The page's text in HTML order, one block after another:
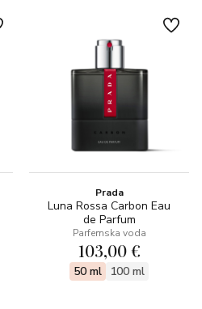
Prada
Luna Rossa Carbon Eau
de Parfum
Parfemska voda
103,00 €
50 ml 100 ml